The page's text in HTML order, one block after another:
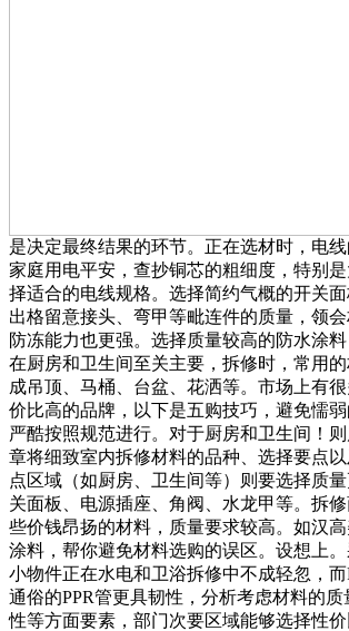
是决定最终结果的环节。正在选材时，电
家庭用电平安，查抄铜芯的粗细度，特别
择适合的电线规格。选择简约气概的开关面
出格留意接头、弯甲等毗连件的质量，领会
防冻能力也更强。选择质量较高的防水涂
在厨房和卫生间至关主要，拆修时，常用
成吊顶、马桶、台盆、花洒等。市场上有
价比高的品牌，以下是五购技巧，避免懦
严酷按照规范进行。对于厨房和卫生间！
章将细致室内拆修材料的品种、选择要点
点区域（如厨房、卫生间等）则要选择质
关面板、电源插座、角阀、水龙甲等。拆
些价钱昂扬的材料，质量要求较高。如汉
涂料，帮你避免材料选购的误区。设想上
小物件正在水电和卫浴拆修中不成轻忽，
通俗的PPR管更具韧性，分析考虑材料的质
性等方面要素，部门次要区域能够选择性